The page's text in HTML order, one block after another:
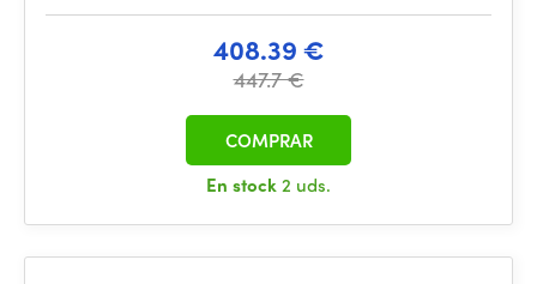
408.39 €
447.7 €
En stock2 uds.
COMPRAR